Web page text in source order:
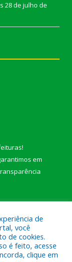
28 de julho de
!
em
de Afuá.
de
você
de cookies.
é feito, acesse
clique em